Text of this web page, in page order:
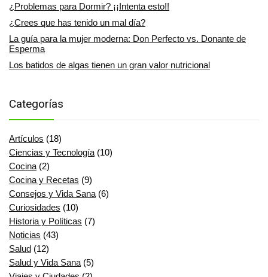
¿Problemas para Dormir? ¡¡Intenta esto!!
¿Crees que has tenido un mal día?
La guía para la mujer moderna: Don Perfecto vs. Donante de
Esperma
Los batidos de algas tienen un gran valor nutricional
Categorías
Artículos (18)
Ciencias y Tecnología (10)
Cocina (2)
Cocina y Recetas (9)
Consejos y Vida Sana (6)
Curiosidades (10)
Historia y Políticas (7)
Noticias (43)
Salud (12)
Salud y Vida Sana (5)